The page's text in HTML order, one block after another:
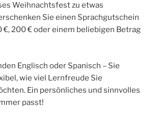
Weihnachtsfest zu etwas
Sie einen Sprachgutschein
€, 200 € oder einem beliebigen Betrag
Englisch oder Spanisch – Sie
wie viel Lernfreude Sie
Ein persönliches und sinnvolles
passt!